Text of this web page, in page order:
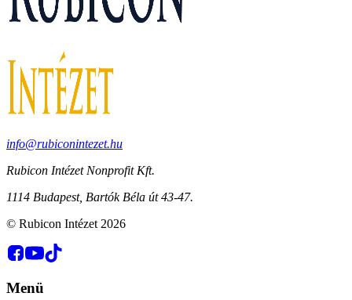
info@rubiconintezet.hu
Rubicon Intézet Nonprofit Kft.
1114 Budapest, Bartók Béla út 43-47.
© Rubicon Intézet 2026
Menü